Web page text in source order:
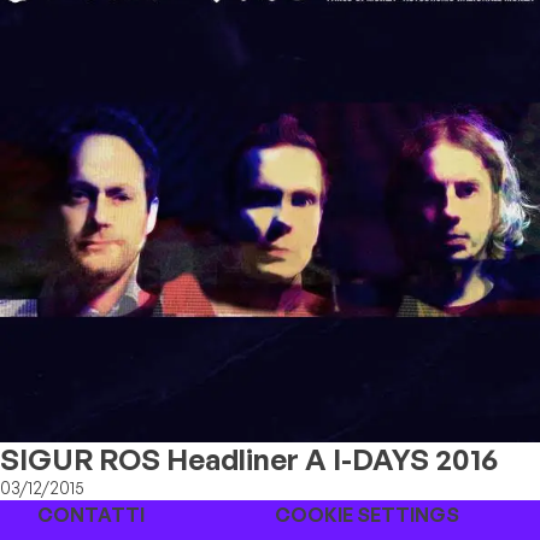
SIGUR ROS Headliner A I-DAYS 2016
03/12/2015
CONTATTI COOKIE SETTINGS